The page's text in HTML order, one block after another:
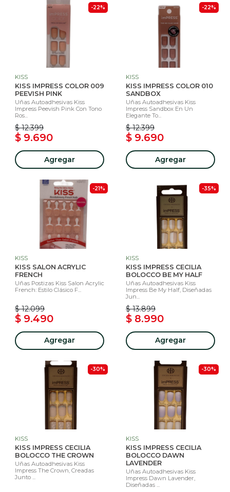
-22%
KISS
KISS IMPRESS COLOR 009
PEEVISH PINK
Uñas Autoadhesivas Kiss
Impress Peevish Pink Con Tono
Ros...
$ 12.399
$ 9.690
Agregar
-22%
KISS
KISS IMPRESS COLOR 010
SANDBOX
Uñas Autoadhesivas Kiss
Impress Sandbox En Un
Elegante To...
$ 12.399
$ 9.690
Agregar
-21%
KISS
KISS SALON ACRYLIC
FRENCH
Uñas Postizas Kiss Salon Acrylic
French: Estilo Clásico F...
$ 12.099
$ 9.490
Agregar
-35%
KISS
KISS IMPRESS CECILIA
BOLOCCO BE MY HALF
Uñas Autoadhesivas Kiss
Impress Be My Half, Diseñadas
Jun...
$ 13.899
$ 8.990
Agregar
-30%
KISS
KISS IMPRESS CECILIA
BOLOCCO THE CROWN
Uñas Autoadhesivas Kiss
Impress The Crown, Creadas
Junto ...
-30%
KISS
KISS IMPRESS CECILIA
BOLOCCO DAWN
LAVENDER
Uñas Autoadhesivas Kiss
Impress Dawn Lavender,
Diseñadas ...